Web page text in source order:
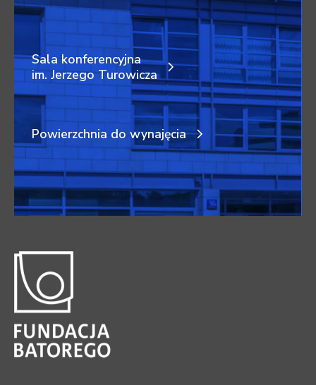
Sala konferencyjna
im. Jerzego Turowicza
Powierzchnia do wynajęcia